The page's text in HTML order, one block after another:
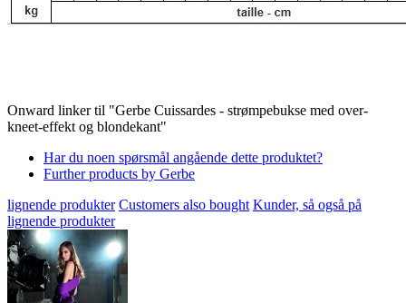
Onward linker til "Gerbe Cuissardes - strømpebukse med over-
kneet-effekt og blondekant"
Har du noen spørsmål angående dette produktet?
Further products by Gerbe
lignende produkter Customers also bought Kunder, så også på
lignende produkter